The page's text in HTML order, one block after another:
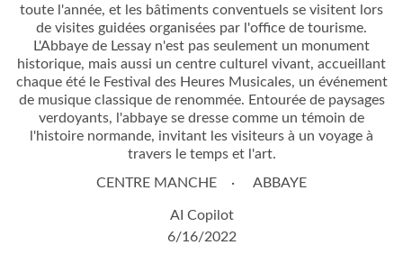
toute l'année, et les bâtiments conventuels se visitent lors
de visites guidées organisées par l'office de tourisme.
L'Abbaye de Lessay n'est pas seulement un monument
historique, mais aussi un centre culturel vivant, accueillant
chaque été le Festival des Heures Musicales, un événement
de musique classique de renommée. Entourée de paysages
verdoyants, l'abbaye se dresse comme un témoin de
l'histoire normande, invitant les visiteurs à un voyage à
travers le temps et l'art.
CENTRE MANCHE
ABBAYE
AI Copilot
6/16/2022